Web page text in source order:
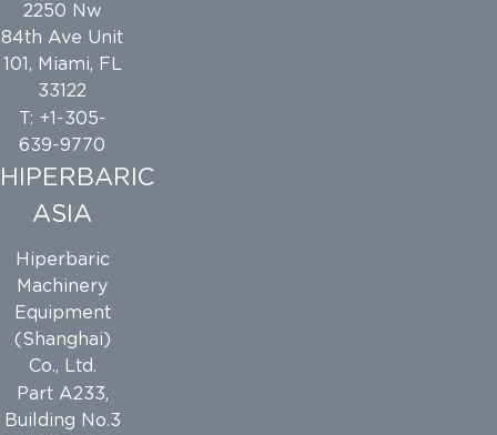
2250 Nw
84th Ave Unit
101, Miami, FL
33122
T: +1-305-
639-9770
HIPERBARIC
ASIA
Hiperbaric
Machinery
Equipment
(Shanghai)
Co., Ltd.
Part A233,
Building No.3